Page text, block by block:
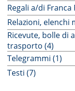
Regali a/di Franca
Relazioni, elenchi
Ricevute, bolle di
trasporto (4)
Telegrammi (1)
Testi (7)